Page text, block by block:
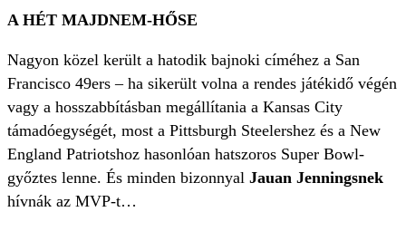
A HÉT MAJDNEM-HŐSE
Nagyon közel került a hatodik bajnoki címéhez a San
Francisco 49ers – ha sikerült volna a rendes játékidő végén
vagy a hosszabbításban megállítania a Kansas City
támadóegységét, most a Pittsburgh Steelershez és a New
England Patriotshoz hasonlóan hatszoros Super Bowl-
győztes lenne. És minden bizonnyal Jauan Jenningsnek
hívnák az MVP-t…